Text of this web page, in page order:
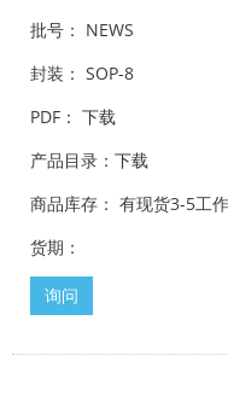
批号： NEWS
封装： SOP-8
PDF： 下载
产品目录： 下载
商品库存： 有现货3-5工
货期：
询问